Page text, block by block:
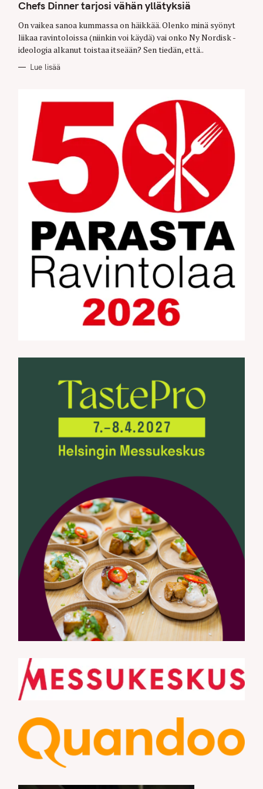
T
E
O
R
I
S
Chefs Dinner tarjosi vähän yllätyksiä
On vaikea sanoa kummassa on häikkää. Olenko minä syönyt
liikaa ravintoloissa (niinkin voi käydä) vai onko Ny Nordisk -
ideologia alkanut toistaa itseään? Sen tiedän, että..
Lue lisää